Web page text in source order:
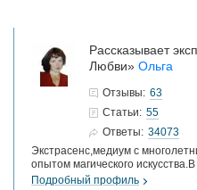
Рассказывает
Любви» Ольга
Отзывы: 63
Статьи: 55
Ответы: 34073
Экстрасенс,медиум с
опытом магического
Подробный профиль